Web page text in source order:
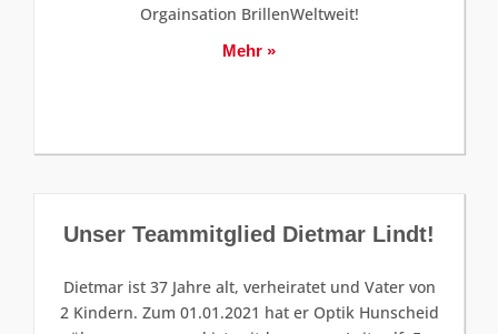
Orgainsation BrillenWeltweit!
Mehr »
Unser Teammitglied Dietmar Lindt!
Dietmar ist 37 Jahre alt, verheiratet und Vater von
2 Kindern. Zum 01.01.2021 hat er Optik Hunscheid